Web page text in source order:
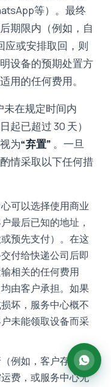
等）。最终
期限内（例如，自
应或安排取回，则
设备的预期处置方
用的任何费用。
未在规定时间内
起已超过 30 天）
为“弃置” 。一旦
情采取以下任何措
心可以选择使用商业
最后已知的地址，
预先支付）。在这
付给快递公司后即
相关的任何费用
由客户承担。如果
坏，服务中心概不
未能领取设备而采
例如，客户存档地
费，或服务中心无